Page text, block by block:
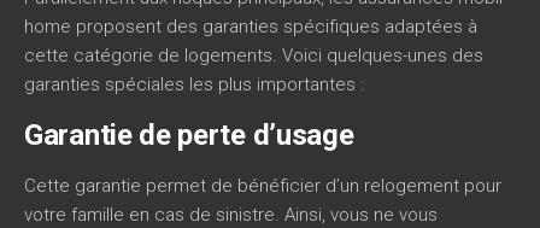
home proposent des garanties spécifiques adaptées à
cette catégorie de logements. Voici quelques-unes des
garanties spéciales les plus importantes :
Garantie de perte d’usage
Cette garantie permet de bénéficier d’un relogement pour
votre famille en cas de sinistre. Ainsi, vous ne vous